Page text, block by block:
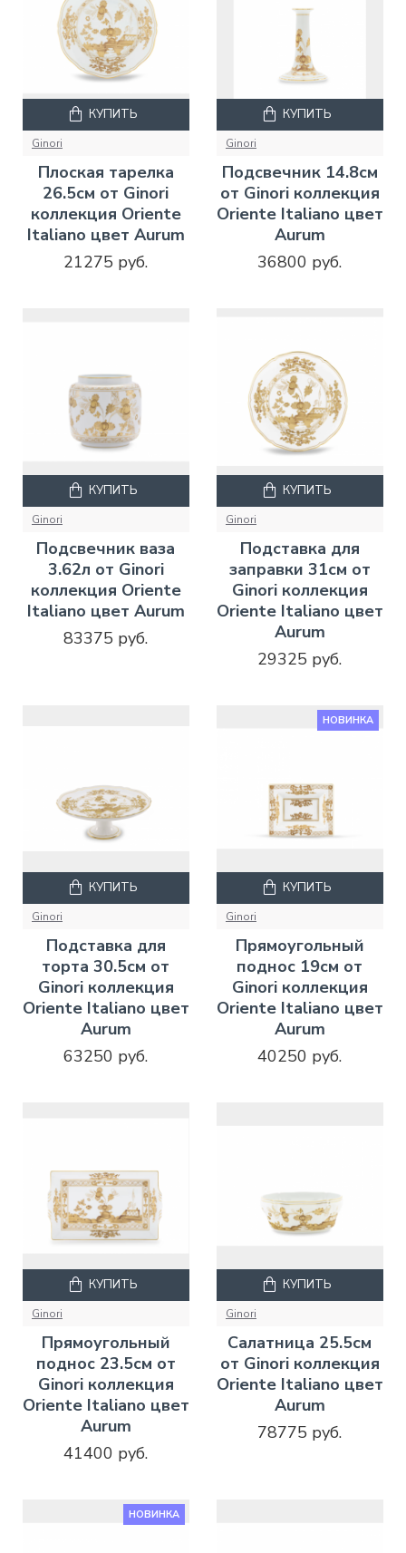
Ginori
Плоская тарелка
26.5см от Ginori
коллекция Oriente
Italiano цвет Aurum
21275 руб.
КУПИТЬ
Ginori
Подсвечник 14.8см
от Ginori коллекция
Oriente Italiano цвет
Aurum
36800 руб.
КУПИТЬ
Ginori
Подсвечник ваза
3.62л от Ginori
коллекция Oriente
Italiano цвет Aurum
83375 руб.
КУПИТЬ
Ginori
Подставка для
заправки 31см от
Ginori коллекция
Oriente Italiano цвет
Aurum
29325 руб.
КУПИТЬ
Ginori
Подставка для
торта 30.5см от
Ginori коллекция
Oriente Italiano цвет
Aurum
63250 руб.
КУПИТЬ
НОВИНКА
Ginori
Прямоугольный
поднос 19см от
Ginori коллекция
Oriente Italiano цвет
Aurum
40250 руб.
КУПИТЬ
Ginori
Прямоугольный
поднос 23.5см от
Ginori коллекция
Oriente Italiano цвет
Aurum
41400 руб.
КУПИТЬ
Ginori
Салатница 25.5см
от Ginori коллекция
Oriente Italiano цвет
Aurum
78775 руб.
КУПИТЬ
НОВИНКА